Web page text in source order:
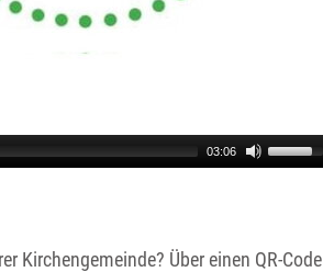
03:06
Kirchengemeinde? Über einen QR-Code